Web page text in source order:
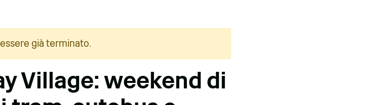
già terminato.
Village: weekend di